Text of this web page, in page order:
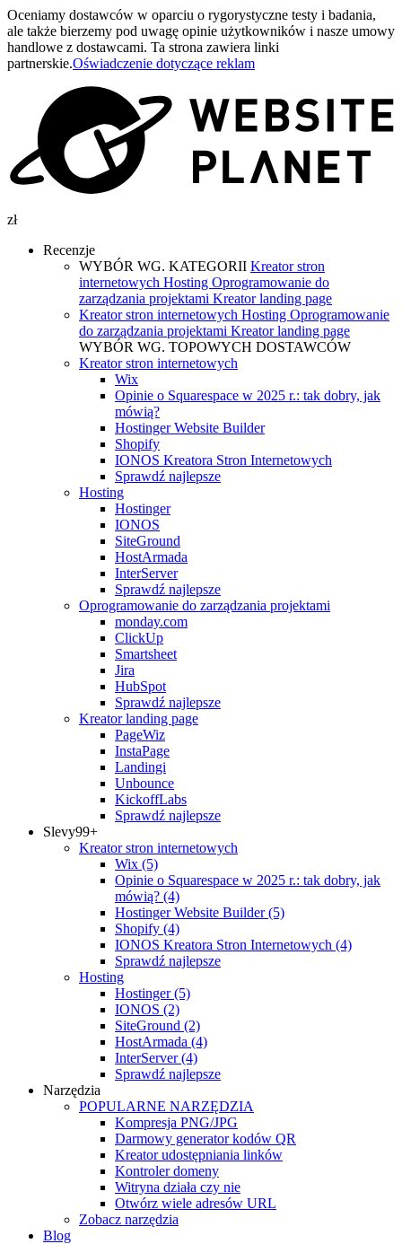
Oceniamy dostawców w oparciu o rygorystyczne testy i badania,
ale także bierzemy pod uwagę opinie użytkowników i nasze umowy
handlowe z dostawcami. Ta strona zawiera linki
partnerskie.Oświadczenie dotyczące reklam
zł
Recenzje
WYBÓR WG. KATEGORII Kreator stron
internetowych Hosting Oprogramowanie do
zarządzania projektami Kreator landing page
Kreator stron internetowych Hosting Oprogramowanie
do zarządzania projektami Kreator landing page
WYBÓR WG. TOPOWYCH DOSTAWCÓW
Kreator stron internetowych
Wix
Opinie o Squarespace w 2025 r.: tak dobry, jak
mówią?
Hostinger Website Builder
Shopify
IONOS Kreatora Stron Internetowych
Sprawdź najlepsze
Hosting
Hostinger
IONOS
SiteGround
HostArmada
InterServer
Sprawdź najlepsze
Oprogramowanie do zarządzania projektami
monday.com
ClickUp
Smartsheet
Jira
HubSpot
Sprawdź najlepsze
Kreator landing page
PageWiz
InstaPage
Landingi
Unbounce
KickoffLabs
Sprawdź najlepsze
Slevy99+
Kreator stron internetowych
Wix (5)
Opinie o Squarespace w 2025 r.: tak dobry, jak
mówią? (4)
Hostinger Website Builder(5)
Shopify (4)
IONOS Kreatora Stron Internetowych (4)
Sprawdź najlepsze
Hosting
Hostinger(5)
IONOS (2)
SiteGround (2)
HostArmada (4)
InterServer(4)
Sprawdź najlepsze
Narzędzia
POPULARNE NARZĘDZIA
Kompresja PNG/JPG
Darmowy generator kodów QR
Kreator udostępniania linków
Kontroler domeny
Witryna działa czy nie
Otwórz wiele adresów URL
Zobacz narzędzia
Blog